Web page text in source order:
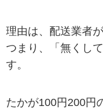
理由は、配送業者
つまり、「無くし
す。
たかが100円200円